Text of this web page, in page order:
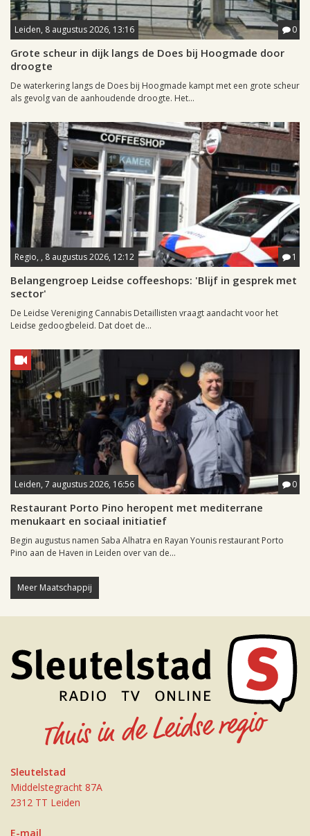
Leiden, 8 augustus 2026, 13:16 0
Grote scheur in dijk langs de Does bij Hoogmade door
droogte
De waterkering langs de Does bij Hoogmade kampt met een grote scheur
als gevolg van de aanhoudende droogte. Het...
Regio, , 8 augustus 2026, 12:12 1
Belangengroep Leidse coffeeshops: 'Blijf in gesprek met
sector'
De Leidse Vereniging Cannabis Detaillisten vraagt aandacht voor het
Leidse gedoogbeleid. Dat doet de...
Leiden, 7 augustus 2026, 16:56 0
Restaurant Porto Pino heropent met mediterrane
menukaart en sociaal initiatief
Begin augustus namen Saba Alhatra en Rayan Younis restaurant Porto
Pino aan de Haven in Leiden over van de...
Meer Maatschappij
Sleutelstad
Middelstegracht 87A
2312 TT Leiden
E-mail